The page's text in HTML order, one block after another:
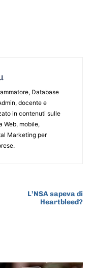
Database
docente e
in contenuti sulle
Web, mobile,
Marketing per
L’NSA sapeva di
Heartbleed?